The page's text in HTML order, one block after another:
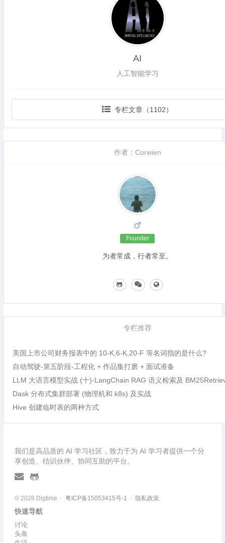
AI
人工智能学习
专栏文章（1102）
作者：Corwien
Founder
为者常成，行者常至。
专栏推荐
美国上市公司财务报表中的 10-K,6-K,20-F 等名词指的是什么?
自动驾驶-第五阶段-工程化 + 作品集打磨 + 面试准备
LLM 大语言模型实战 (十)-LangChain RAG 语义检索及
Dask 分布式集群部署 (物理机和 k8s) 及实战
Hive 创建临时表的两种方式
我们是高品质的 AI 学习社区，致力于为 AI 学习者提供一个分
享创造、结识伙伴、协同互助的平台。
© 2026 Digtime · 粤ICP备15053415号-1 · 隐私政策
快速导航
讨论
头条